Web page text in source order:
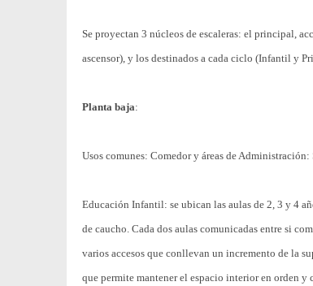
Se proyectan 3 núcleos de escaleras: el principal,
ascensor), y los destinados a cada ciclo (Infantil y
Planta baja:
Usos comunes: Comedor y áreas de Administración:
Educación Infantil: se ubican las aulas de 2, 3 y 4
de caucho. Cada dos aulas comunicadas entre si
varios accesos que conllevan un incremento de la
que permite mantener el espacio interior en orden y